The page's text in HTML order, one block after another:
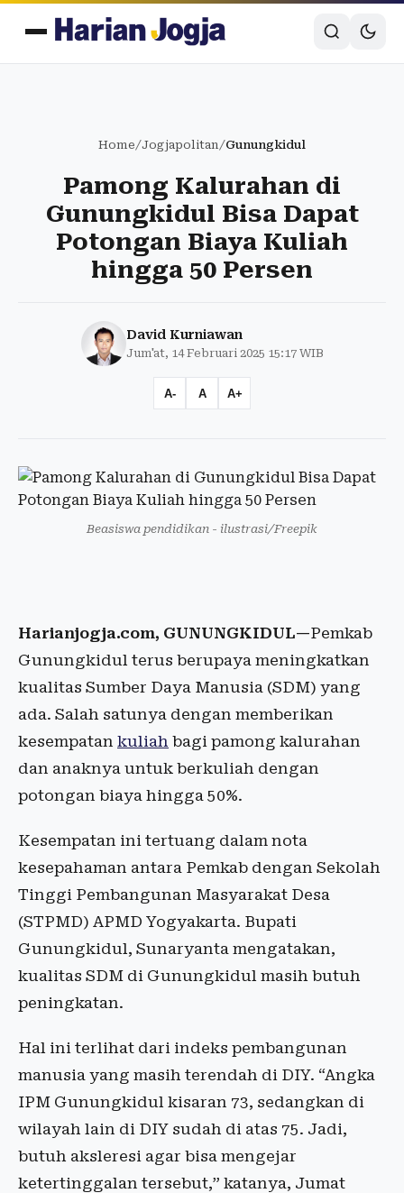
Home/Jogjapolitan/Gunungkidul
Pamong Kalurahan di
Gunungkidul Bisa Dapat
Potongan Biaya Kuliah
hingga 50 Persen
David Kurniawan
Jum'at, 14 Februari 2025 15:17 WIB
A- A A+
Beasiswa pendidikan - ilustrasi/Freepik
Harianjogja.com, GUNUNGKIDUL—Pemkab
Gunungkidul terus berupaya meningkatkan
kualitas Sumber Daya Manusia (SDM) yang
ada. Salah satunya dengan memberikan
kesempatan kuliah bagi pamong kalurahan
dan anaknya untuk berkuliah dengan
potongan biaya hingga 50%.
Kesempatan ini tertuang dalam nota
kesepahaman antara Pemkab dengan Sekolah
Tinggi Pembangunan Masyarakat Desa
(STPMD) APMD Yogyakarta. Bupati
Gunungkidul, Sunaryanta mengatakan,
kualitas SDM di Gunungkidul masih butuh
peningkatan.
Hal ini terlihat dari indeks pembangunan
manusia yang masih terendah di DIY. “Angka
IPM Gunungkidul kisaran 73, sedangkan di
wilayah lain di DIY sudah di atas 75. Jadi,
butuh aksleresi agar bisa mengejar
ketertinggalan tersebut,” katanya, Jumat